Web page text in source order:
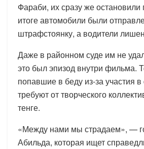
Фараби, их сразу же остановили
итоге автомобили были
штрафстоянку, а водители
Даже в районном суде им не
это был эпизод внутри фильма.
попавшие в беду из-за участия
требуют от творческого
тенге.
«Между нами мы страдаем», —
Абильда, которая ищет